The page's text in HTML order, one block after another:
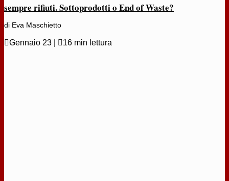
sempre rifiuti. Sottoprodotti o End of Waste?
di Eva Maschietto
Gennaio 23 16 min lettura